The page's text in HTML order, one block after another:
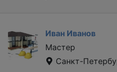
Иван Иванов
Мастер
Санкт-